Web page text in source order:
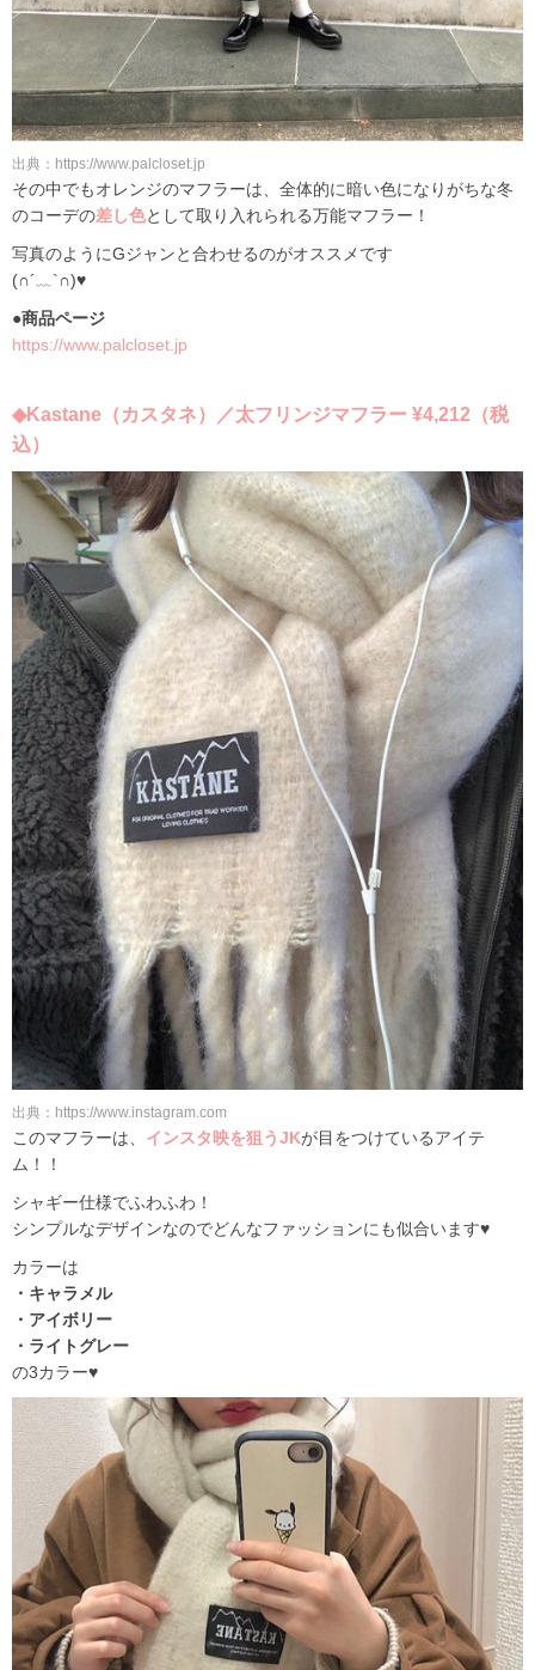
出典：https://www.palcloset.jp
その中でもオレンジのマフラーは、全体的に暗い色になりがちな冬
のコーデの差し色として取り入れられる万能マフラー！
写真のようにGジャンと合わせるのがオススメです
(∩´﹏`∩)♥
●商品ページ
https://www.palcloset.jp
◆Kastane（カスタネ）／太フリンジマフラー ¥4,212（税
込）
出典：https://www.instagram.com
このマフラーは、 インスタ映を狙うJKが目をつけているアイテ
ム！！
シャギー仕様でふわふわ！
シンプルなデザインなのでどんなファッションにも似合います♥
カラーは
・キャラメル
・アイボリー
・ライトグレー
の3カラー♥